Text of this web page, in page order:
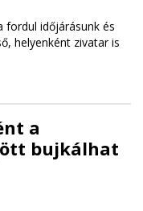
fordul időjárásunk és
helyenként zivatar is
a
bujkálhat